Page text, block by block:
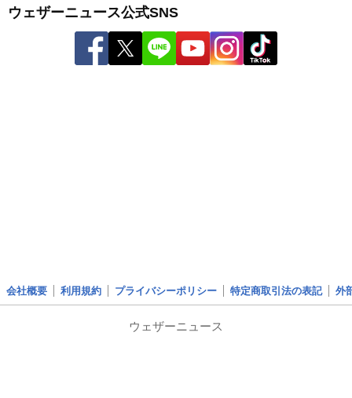
ウェザーニュース公式SNS
会社概要 利用規約 プライバシーポリシー 特定商取引法の表記 外
ウェザーニュース